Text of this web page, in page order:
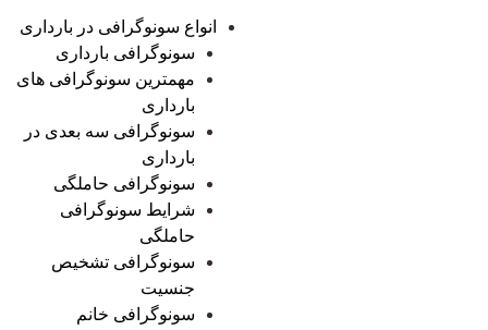
انواع سونوگرافی در بارداری
سونوگرافی بارداری
مهمترین سونوگرافی های
بارداری
سونوگرافی سه بعدی در
بارداری
سونوگرافی حاملگی
شرایط سونوگرافی
حاملگی
سونوگرافی تشخیص
جنسیت
سونوگرافی خانم